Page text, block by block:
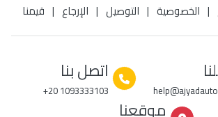
| الخصوصية | التوصيل | الإرجاع | قيمنا
اتصل بنا
+20 1093333103
موقعنا